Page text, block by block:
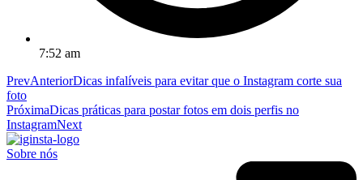
7:52 am
PrevAnteriorDicas infalíveis para evitar que o Instagram corte sua
foto
PróximaDicas práticas para postar fotos em dois perfis no
InstagramNext
Sobre nós